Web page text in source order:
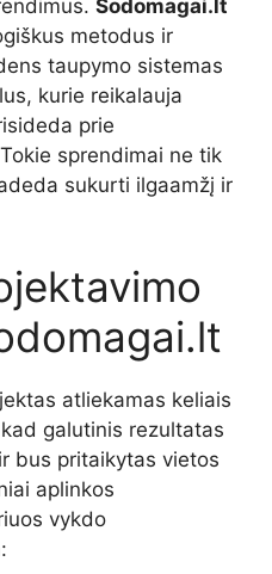
Sodomagai.lt
metodus ir
taupymo sistemas
kurie reikalauja
prie
sprendimai ne tik
sukurti ilgaamžį ir
atliekamas keliais
galutinis rezultatas
bus pritaikytas vietos
aplinkos
vykdo